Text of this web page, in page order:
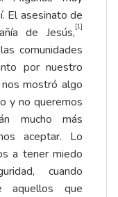
El asesinato de
de Jesús,[1]
comunidades
por nuestro
mostró algo
y no queremos
mucho más
aceptar. Lo
a tener miedo
cuando
aquellos que